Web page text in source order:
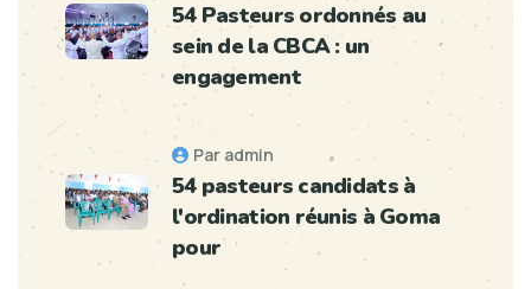
54 Pasteurs ordonnés au
sein de la CBCA : un
engagement
Par admin
54 pasteurs candidats à
l'ordination réunis à Goma
pour